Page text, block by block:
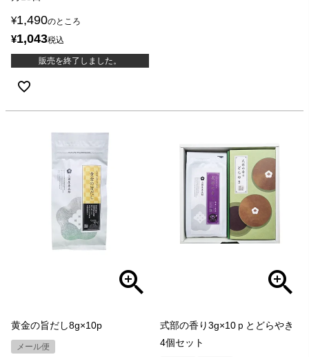
¥1,490のところ
¥1,043税込
販売を終了しました。
黄金の旨だし8g×10p
メール便
式部の香り3g×10ｐとどらやき
4個セット